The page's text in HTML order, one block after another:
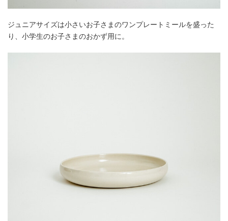
ジュニアサイズは小さいお子さまのワンプレートミールを盛った
り、小学生のお子さまのおかず用に。